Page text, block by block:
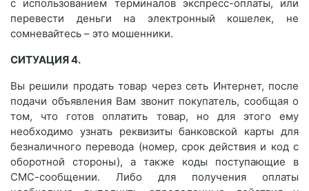
с использованием терминалов экспресс-оплаты, или
перевести деньги на электронный кошелек, не
сомневайтесь – это мошенники.
СИТУАЦИЯ 4.
Вы решили продать товар через сеть Интернет, после
подачи объявления Вам звонит покупатель, сообщая о
том, что готов оплатить товар, но для этого ему
необходимо узнать реквизиты банковской карты для
безналичного перевода (номер, срок действия и код с
оборотной стороны), а также коды поступающие в
СМС-сообщении. Либо для получения оплаты